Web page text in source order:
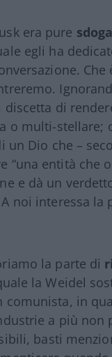
era pure
egli ha
Che
di
o multi-stellare;
un Dio che –
“una entità che
e dà un
noi interessa la
la parte di
la Weidel
comunista, in
a più non
basti